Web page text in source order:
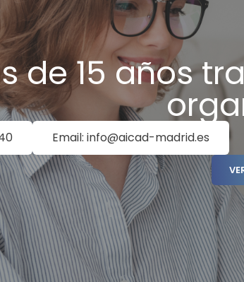
de 15 años
Email: info@aicad-madrid.es